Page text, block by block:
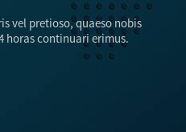
vel pretioso, quaeso nobis
horas continuari erimus.